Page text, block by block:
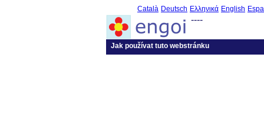
Català Deutsch Ελληνικά English
----
Jak používat tuto webstránku